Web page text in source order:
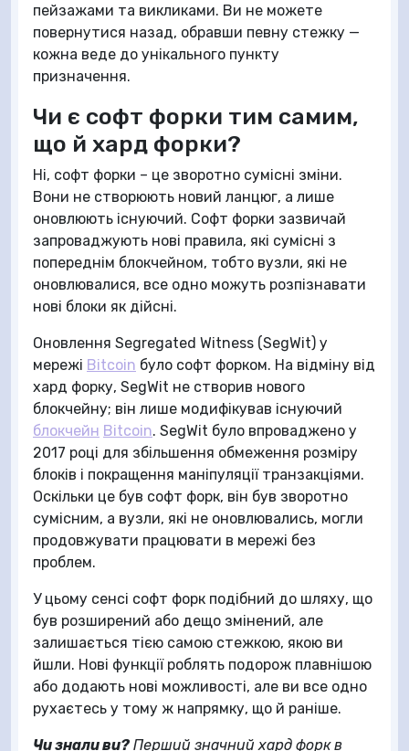
пейзажами та викликами. Ви не можете
повернутися назад, обравши певну стежку —
кожна веде до унікального пункту
призначення.
Чи є софт форки тим самим,
що й хард форки?
Ні, софт форки – це зворотно сумісні зміни.
Вони не створюють новий ланцюг, а лише
оновлюють існуючий. Софт форки зазвичай
запроваджують нові правила, які сумісні з
попереднім блокчейном, тобто вузли, які не
оновлювалися, все одно можуть розпізнавати
нові блоки як дійсні.
Оновлення Segregated Witness (SegWit) у
мережі Bitcoin було софт форком. На відміну від
хард форку, SegWit не створив нового
блокчейну; він лише модифікував існуючий
блокчейн Bitcoin. SegWit було впроваджено у
2017 році для збільшення обмеження розміру
блоків і покращення маніпуляції транзакціями.
Оскільки це був софт форк, він був зворотно
сумісним, а вузли, які не оновлювались, могли
продовжувати працювати в мережі без
проблем.
У цьому сенсі софт форк подібний до шляху, що
був розширений або дещо змінений, але
залишається тією самою стежкою, якою ви
йшли. Нові функції роблять подорож плавнішою
або додають нові можливості, але ви все одно
рухаєтесь у тому ж напрямку, що й раніше.
Чи знали ви? Перший значний хард форк в